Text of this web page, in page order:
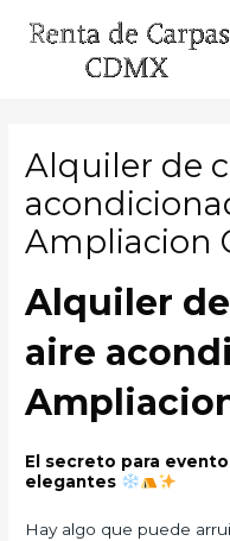
Alquiler de
Ampliacion
Alquiler
aire
El secreto para
elegantes
Hay algo que puede